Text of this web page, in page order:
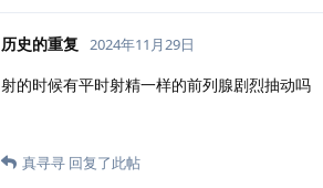
历史的重复 2024年11月29日
射的时候有平时射精一样的前列腺剧烈抽动吗
真寻寻 回复了此帖